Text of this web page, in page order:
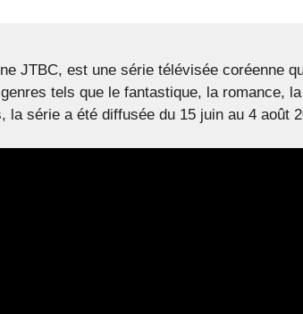
JTBC, est une série télévisée coréenne
tels que le fantastique, la romance,
série a été diffusée du 15 juin au 4 août